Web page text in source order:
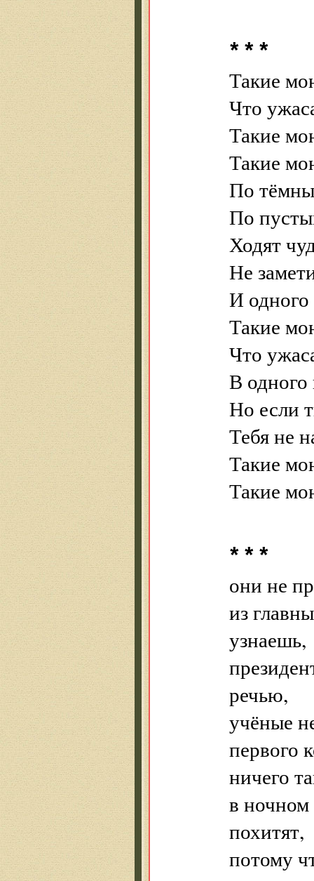
* * *
Такие
Что
Такие
Такие
По
По
Ходят
Не
И одного
Такие
Что
В одного
Но если
Тебя не
Такие
Такие
* * *
они не
из
узнаешь,
речью,
учёные
первого
ничего
в ночном
похитят,
потому